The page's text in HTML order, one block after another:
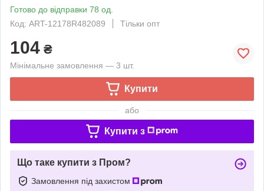
Готово до відправки 78 од.
Код: ART-12178R482089
Тільки опт
104 ₴
Мінімальне замовлення — 3 шт.
Купити
або
Купити з
Що таке купити з Пром?
Замовлення під захистом